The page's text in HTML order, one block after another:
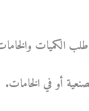
الكميات
أو في الخامات.